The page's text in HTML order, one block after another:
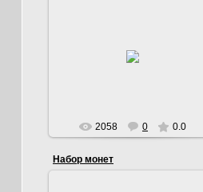
2058 0 0.0
Набор монет